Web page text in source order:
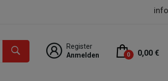
Register
Anmelden
0 0,00 €